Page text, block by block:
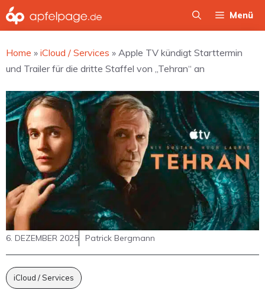
Zum
Inhalt
Menü
Home » iCloud / Services » Apple TV kündigt Starttermin
und Trailer für die dritte Staffel von „Tehran“ an
6. DEZEMBER 2025 Patrick Bergmann
iCloud / Services